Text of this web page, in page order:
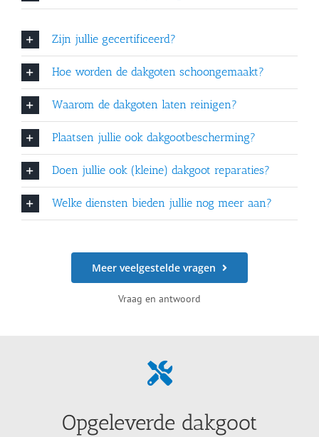
Zijn jullie gecertificeerd?
Hoe worden de dakgoten schoongemaakt?
Waarom de dakgoten laten reinigen?
Plaatsen jullie ook dakgootbescherming?
Doen jullie ook (kleine) dakgoot reparaties?
Welke diensten bieden jullie nog meer aan?
Meer veelgestelde vragen
Vraag en antwoord
Opgeleverde dakgoot